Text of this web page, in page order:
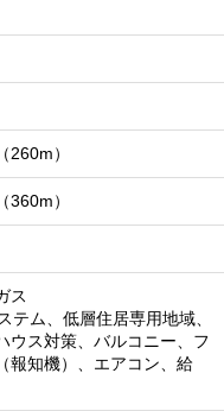
260m）
360m）
ス
テム、低層住居専用地域、
ウス対策、バルコニー、フ
報知機）、エアコン、給